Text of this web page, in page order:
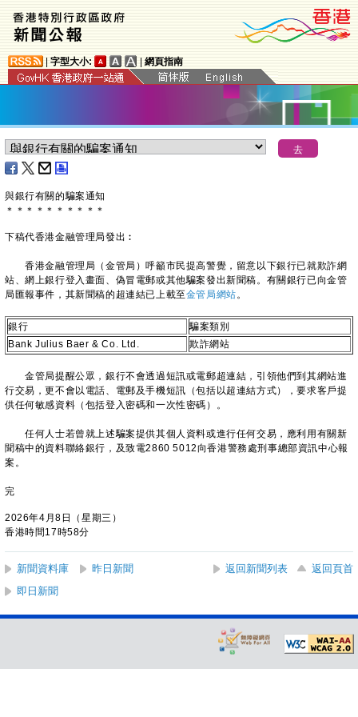
字型大小: 網頁指南
與銀行有關的騙案通知
＊ ＊ ＊ ＊ ＊ ＊ ＊ ＊ ＊ ＊
下稿代香港金融管理局發出︰
香港金融管理局（金管局）呼籲市民提高警覺，留意以下銀行已就欺詐網
站、網上銀行登入畫面、偽冒電郵或其他騙案發出新聞稿。有關銀行已向金管
局匯報事件，其新聞稿的超連結已上載至金管局網站。
銀行
騙案類別
Bank Julius Baer & Co. Ltd.
欺詐網站
金管局提醒公眾，銀行不會透過短訊或電郵超連結，引領他們到其網站進
行交易，更不會以電話、電郵及手機短訊（包括以超連結方式），要求客戶提
供任何敏感資料（包括登入密碼和一次性密碼）。
任何人士若曾就上述騙案提供其個人資料或進行任何交易，應利用有關新
聞稿中的資料聯絡銀行，及致電2860 5012向香港警務處刑事總部資訊中心報
案。
完
2026年4月8日（星期三）
香港時間17時58分
新聞資料庫 昨日新聞 返回新聞列表
返回頁首
即日新聞